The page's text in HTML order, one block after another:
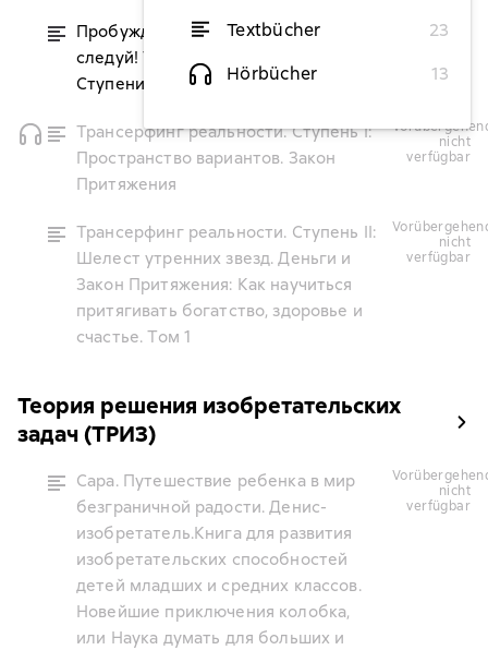
Textbücher
23
Hörbücher
13
Пробуждение чувств: Доверься – и
следуй! Трансерфинг реальности:
Ступени I-V
von 34,70 €
Трансерфинг реальности. Ступень I:
Пространство вариантов. Закон
Притяжения
vorübergehend
nicht
verfügbar
Трансерфинг реальности. Ступень II:
Шелест утренних звезд. Деньги и
Закон Притяжения: Как научиться
притягивать богатство, здоровье и
счастье. Том 1
vorübergehend
nicht
verfügbar
Теория решения изобретательских
задач (ТРИЗ)
Сара. Путешествие ребенка в мир
безграничной радости. Денис-
изобретатель.Книга для развития
изобретательских способностей
детей младших и средних классов.
Новейшие приключения колобка,
или Наука думать для больших и
vorübergehend
nicht
verfügbar